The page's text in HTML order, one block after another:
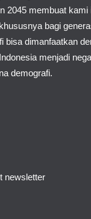
2045 membuat
bagi
bisa dimanfaatkan
menjadi
demografi.
newsletter